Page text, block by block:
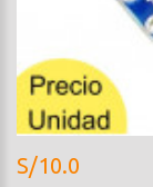
S/10.0